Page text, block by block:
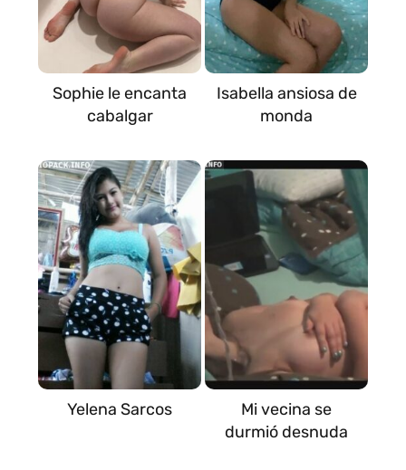
Sophie le encanta
cabalgar
Isabella ansiosa de
monda
Yelena Sarcos
Mi vecina se
durmió desnuda